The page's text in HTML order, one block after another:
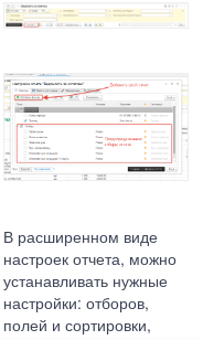
В расширенном виде
настроек отчета, можно
устанавливать нужные
настройки: отборов,
полей и сортировки,